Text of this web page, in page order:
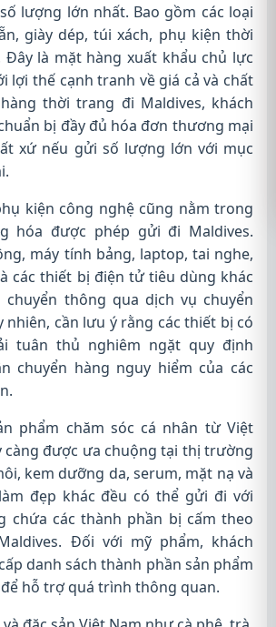
lượng lớn nhất. Bao gồm các loại
giày dép, túi xách, phụ kiện thời
là mặt hàng xuất khẩu chủ lực
lợi thế cạnh tranh về giá cả và chất
thời trang đi Maldives, khách
bị đầy đủ hóa đơn thương mại
xứ nếu gửi số lượng lớn với mục
kiện công nghệ cũng nằm trong
hóa được phép gửi đi Maldives.
máy tính bảng, laptop, tai nghe,
các thiết bị điện tử tiêu dùng khác
thông qua dịch vụ chuyển
nhiên, cần lưu ý rằng các thiết bị có
tuân thủ nghiêm ngặt quy định
chuyển hàng nguy hiểm của các
phẩm chăm sóc cá nhân từ Việt
càng được ưa chuộng tại thị trường
kem dưỡng da, serum, mặt nạ và
đẹp khác đều có thể gửi đi với
chứa các thành phần bị cấm theo
Đối với mỹ phẩm, khách
danh sách thành phần sản phẩm
hỗ trợ quá trình thông quan.